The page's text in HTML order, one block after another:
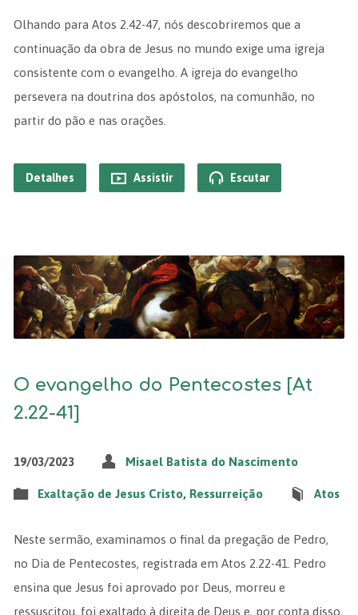
Olhando para Atos 2.42-47, nós descobriremos que a
continuação da obra de Jesus no mundo exige uma igreja
consistente com o evangelho. A igreja do evangelho
persevera na doutrina dos apóstolos, na comunhão, no
partir do pão e nas orações.
Detalhes Assistir Escutar
O evangelho do Pentecostes [At
2.22-41]
19/03/2023 Misael Batista do Nascimento
Exaltação de Jesus Cristo, Ressurreição Atos
Neste sermão, examinamos o final da pregação de Pedro,
no Dia de Pentecostes, registrada em Atos 2.22-41. Pedro
ensina que Jesus foi aprovado por Deus, morreu e
ressuscitou, foi exaltado à direita de Deus e, por conta disso,